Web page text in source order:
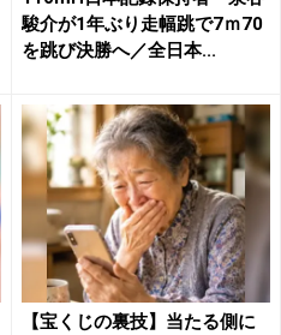
駿介が1年ぶり走幅跳で7ｍ70
を跳び決勝へ／全日本...
【宝くじの裏技】当たる側に